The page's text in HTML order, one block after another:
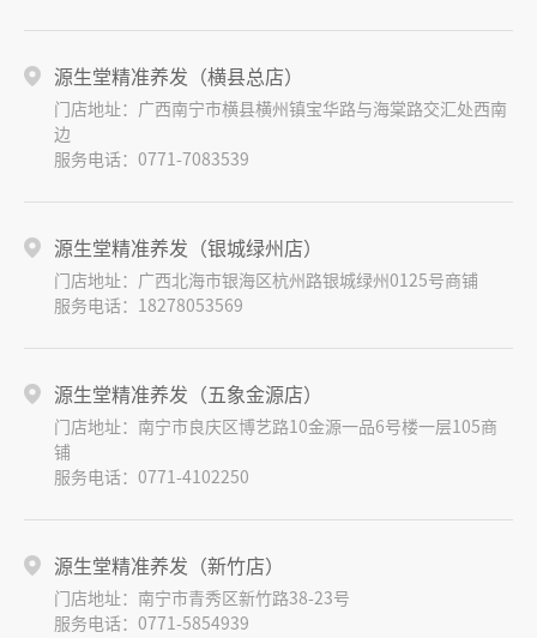
源生堂精准养发（横县总店）
门店地址：广西南宁市横县横州镇宝华路与海棠路交汇处西南
边
服务电话：0771-7083539
源生堂精准养发（银城绿州店）
门店地址：广西北海市银海区杭州路银城绿州0125号商铺
服务电话：18278053569
源生堂精准养发（五象金源店）
门店地址：南宁市良庆区博艺路10金源一品6号楼一层105商
铺
服务电话：0771-4102250
源生堂精准养发（新竹店）
门店地址：南宁市青秀区新竹路38-23号
服务电话：0771-5854939